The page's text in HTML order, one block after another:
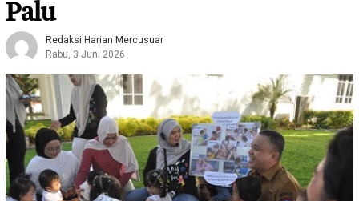
Palu
Redaksi Harian Mercusuar
Rabu, 3 Juni 2026